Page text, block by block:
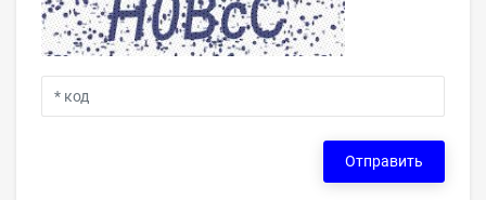
Отправить